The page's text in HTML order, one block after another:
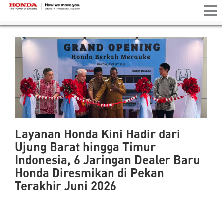
Layanan Honda Kini Hadir dari
Ujung Barat hingga Timur
Indonesia, 6 Jaringan Dealer Baru
Honda Diresmikan di Pekan
Terakhir Juni 2026